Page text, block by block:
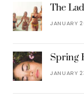
The
JANUARY
Spring
JANUARY